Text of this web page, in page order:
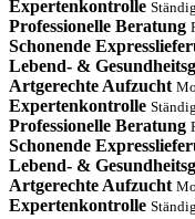
Expertenkontrolle
Professionelle Beratung
Schonende
Lebend- &
Artgerechte Aufzucht
Expertenkontrolle
Professionelle Beratung
Schonende
Lebend- &
Artgerechte Aufzucht
Expertenkontrolle